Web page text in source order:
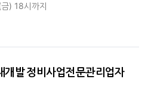
) 18시까지
개발 정비사업전문관리업자